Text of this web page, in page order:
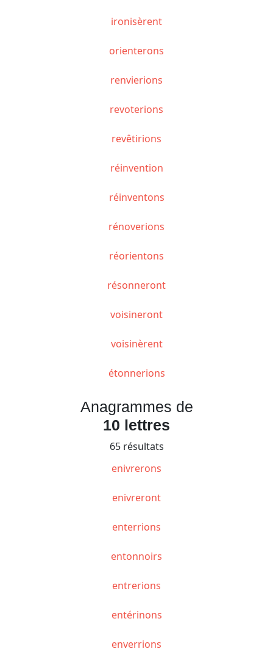
ironisèrent
orienterons
renvierions
revoterions
revêtirions
réinvention
réinventons
rénoverions
réorientons
résonneront
voisineront
voisinèrent
étonnerions
Anagrammes de
10 lettres
65 résultats
enivrerons
enivreront
enterrions
entonnoirs
entrerions
entérinons
enverrions